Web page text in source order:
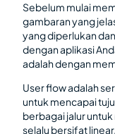
Sebelum mulai
gambaran yang
yang diperlukan
dengan aplikasi
adalah dengan
User flow adalah
untuk mencapai
berbagai jalur
selalu bersifat linear.